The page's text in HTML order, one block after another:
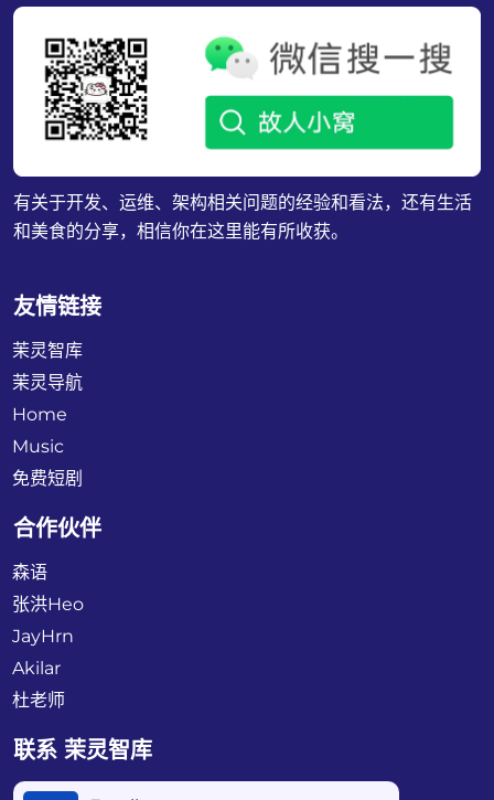
有关于开发、运维、架构相关问题的经验和看法，还有生活
和美食的分享，相信你在这里能有所收获。
友情链接
茉灵智库
茉灵导航
Home
Music
免费短剧
合作伙伴
森语
张洪Heo
JayHrn
Akilar
杜老师
联系 茉灵智库